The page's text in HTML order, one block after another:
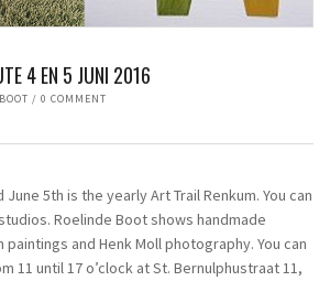
4 EN 5 JUNI 2016
/ 0 COMMENT
5th is the yearly Art Trail Renkum. You can
Roelinde Boot shows handmade
and Henk Moll photography. You can
11 until 17 o’clock at St. Bernulphustraat 11,